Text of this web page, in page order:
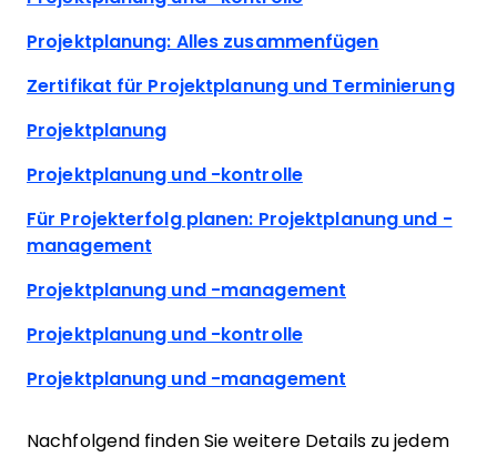
Projektplanung: Alles zusammenfügen
Zertifikat für Projektplanung und Terminierung
Projektplanung
Projektplanung und -kontrolle
Für Projekterfolg planen: Projektplanung und -
management
Projektplanung und -management
Projektplanung und -kontrolle
Projektplanung und -management
Nachfolgend finden Sie weitere Details zu jedem